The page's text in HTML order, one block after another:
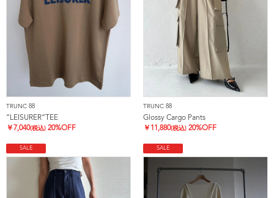
TRUNC 88
”LEISURER”TEE
￥ 7,040(税込) 20%OFF
TRUNC 88
Glossy Cargo Pants
￥ 11,880(税込) 20%OFF
SALE SALE